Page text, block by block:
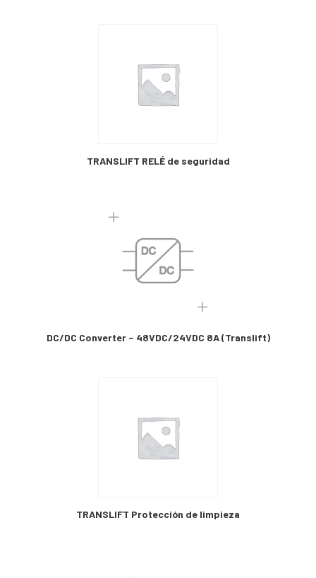
TRANSLIFT RELÉ de seguridad
DC/DC Converter – 48VDC/24VDC 8A (Translift)
TRANSLIFT Protección de limpieza